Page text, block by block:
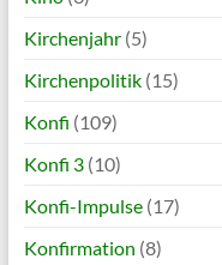
Kirchenjahr(5)
Kirchenpolitik(15)
Konfi (109)
Konfi 3(10)
Konfi-Impulse(17)
Konfirmation (8)